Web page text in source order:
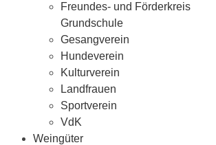
Freundes- und Förderkreis
Grundschule
Gesangverein
Hundeverein
Kulturverein
Landfrauen
Sportverein
VdK
Weingüter